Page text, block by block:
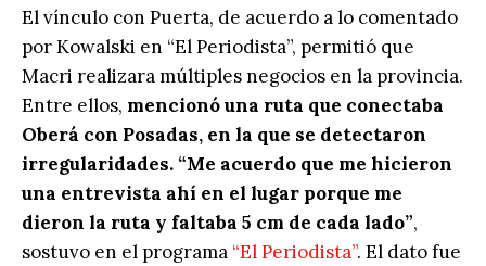
El vínculo con Puerta, de acuerdo a lo comentado
por Kowalski en “El Periodista”, permitió que
Macri realizara múltiples negocios en la provincia.
Entre ellos, mencionó una ruta que conectaba
Oberá con Posadas, en la que se detectaron
irregularidades. “Me acuerdo que me hicieron
una entrevista ahí en el lugar porque me
dieron la ruta y faltaba 5 cm de cada lado”,
sostuvo en el programa “El Periodista”. El dato fue